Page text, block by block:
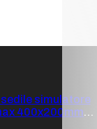
sedile simulatore
400x200mm –